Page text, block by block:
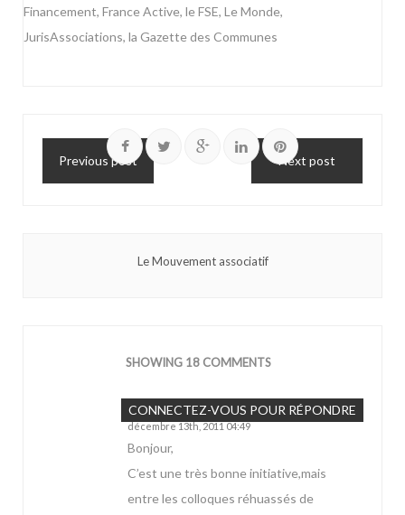
Financement, France Active, le FSE, Le Monde,
JurisAssociations, la Gazette des Communes
Previous post Next post
Le Mouvement associatif
SHOWING 18 COMMENTS
CORDIER
décembre 13th, 2011 04:49
CONNECTEZ-VOUS POUR RÉPONDRE
Bonjour,
C’est une très bonne initiative,mais
entre les colloques réhuassés de